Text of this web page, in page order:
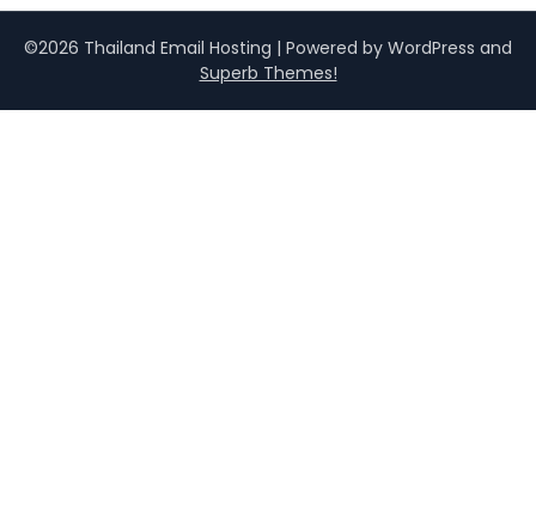
©2026 Thailand Email Hosting | Powered by WordPress and
Superb Themes!